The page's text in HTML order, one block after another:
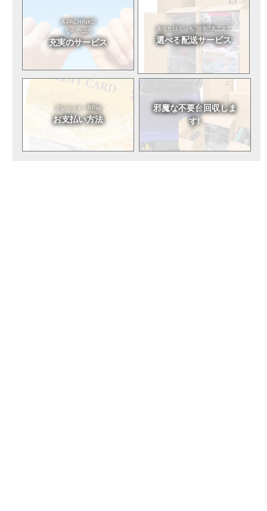
A-PACHINKO
ならではの
充実のサービス
あなたはどっち?分割?丸ごと?
選べる配送サービス
クレジット・RPay
お支払い方法
邪魔な不要台回収しま
す!